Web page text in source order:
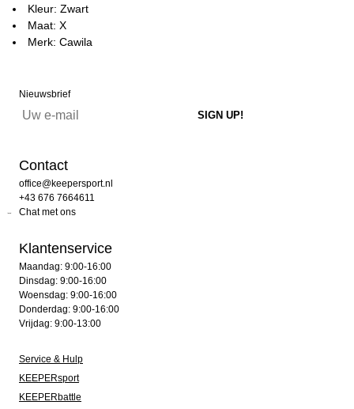
Kleur: Zwart
Maat: X
Merk: Cawila
Nieuwsbrief
Contact
office@keepersport.nl
+43 676 7664611
Chat met ons
Klantenservice
Maandag: 9:00-16:00
Dinsdag: 9:00-16:00
Woensdag: 9:00-16:00
Donderdag: 9:00-16:00
Vrijdag: 9:00-13:00
Service & Hulp
KEEPERsport
KEEPERbattle